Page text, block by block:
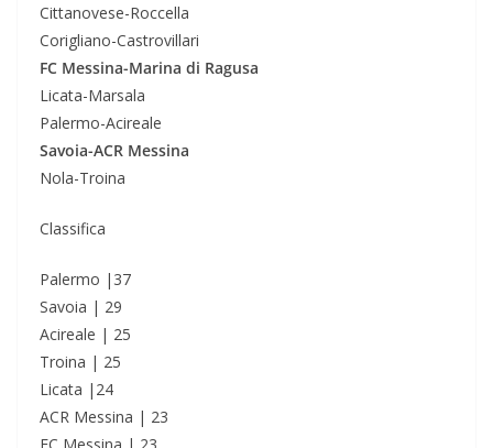
Cittanovese-Roccella
Corigliano-Castrovillari
FC Messina-Marina di Ragusa
Licata-Marsala
Palermo-Acireale
Savoia-ACR Messina
Nola-Troina
Classifica
Palermo |37
Savoia | 29
Acireale | 25
Troina | 25
Licata |24
ACR Messina | 23
FC Messina | 23